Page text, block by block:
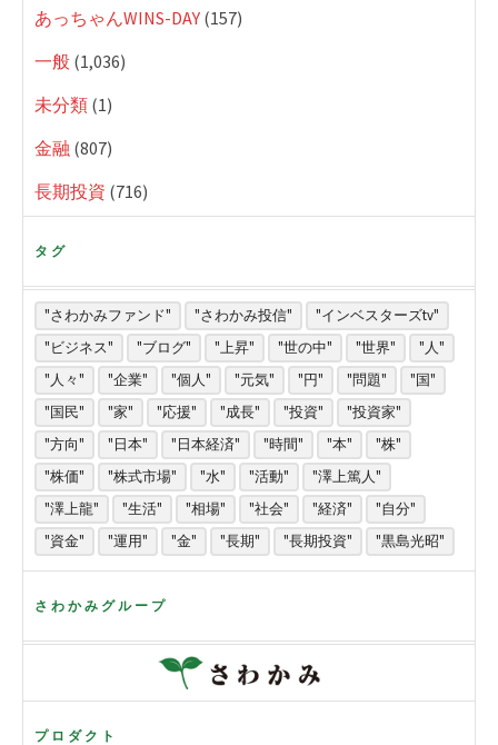
あっちゃんWINS-DAY (157)
一般 (1,036)
未分類 (1)
金融 (807)
長期投資 (716)
タグ
"さわかみファンド" "さわかみ投信"
"インベスターズtv"
"ビジネス"
"ブログ" "上昇" "世の中" "世界"
"人"
"人々"
"企業" "個人" "元気" "円" "問題"
"国"
"国民"
"家" "応援" "成長" "投資"
"投資家"
"方向"
"日本" "日本経済" "時間" "本"
"株"
"株価"
"株式市場" "水" "活動"
"澤上篤人"
"澤上龍"
"生活" "相場" "社会" "経済"
"自分"
"資金"
"運用" "金" "長期" "長期投資" "黒島光昭"
さわかみグループ
プロダクト